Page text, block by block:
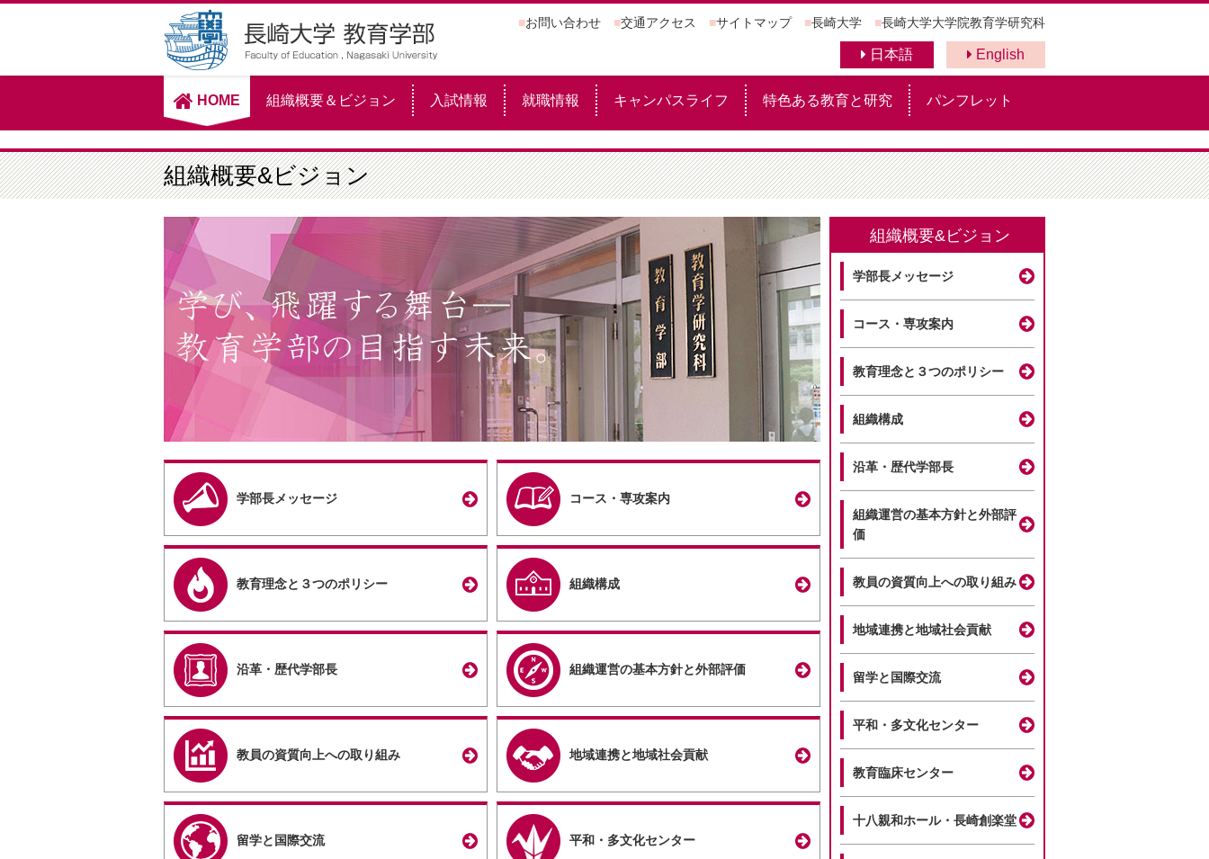
■お問い合わせ ■交通アクセス ■サイトマップ ■長崎大学 ■長崎大学大学院教育学研究科
日本語 English
HOME 組織概要＆ビジョン 入試情報 就職情報 キャンパスライフ 特色ある教育と研究 パンフレット
組織概要&ビジョン
学部長メッセージ コース・専攻案内
教育理念と３つのポリシー 組織構成
沿革・歴代学部長 組織運営の基本方針と外部評価
教員の資質向上への取り組み 地域連携と地域社会貢献
留学と国際交流 平和・多文化センター
組織概要&ビジョン
学部長メッセージ
コース・専攻案内
教育理念と３つのポリシー
組織構成
沿革・歴代学部長
組織運営の基本方針と外部評
価
教員の資質向上への取り組み
地域連携と地域社会貢献
留学と国際交流
平和・多文化センター
教育臨床センター
十八親和ホール・長崎創楽堂